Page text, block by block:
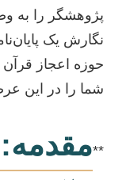
پژوهشگر را به
نگارش یک
حوزه اعجاز
شما را در این
**مقدمه: